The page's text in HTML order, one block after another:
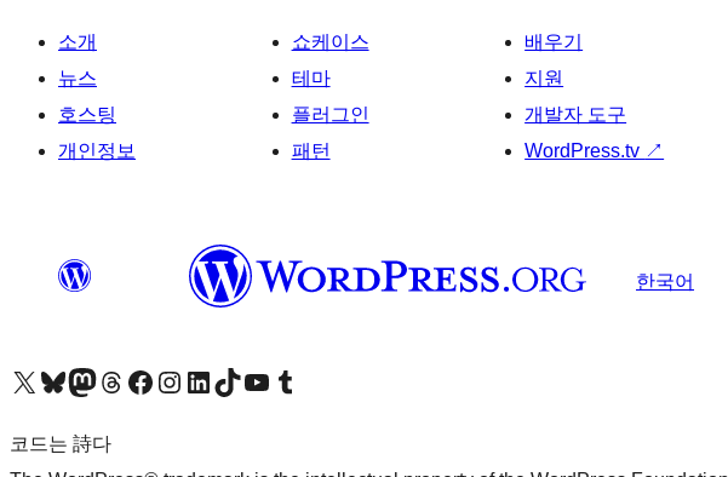
소개
뉴스
호스팅
개인정보
쇼케이스
테마
플러그인
패턴
배우기
지원
개발자 도구
WordPress.tv ↗
한국어
X(이전 트위터) 계정 방문하기블루스카이 계정 방문하기마스토돈 계정 방문하기스레드 계정 방문하기 페이스북 페이지 방문하기인스타그램 계정 방문하기 LinkedIn 계정 방문하기틱톡 계정 방문하기유튜브 채널 방문하기 텀블러 계정 방문하기
코드는 詩다